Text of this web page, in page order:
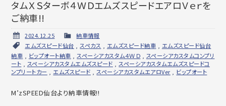
タムＸＳターボ４ＷＤエムズスピードエアロＶｅｒを
ご納車!!
2024.12.25
納車情報
エムズスピード仙台
スペカス エムズスピード納車
エムズスピード仙台
納車
ビップオート納車 スペーシアカスタム４ＷＤ
スペーシアカスタムコンプリ
ート
スペーシアカスタムエムズスピード
スペーシアカスタムエムズスピードコ
ンプリートカー
エムズスピード スペーシアカスタムエアロVer, ビップオート
M’zSPEED仙台より納車情報!!